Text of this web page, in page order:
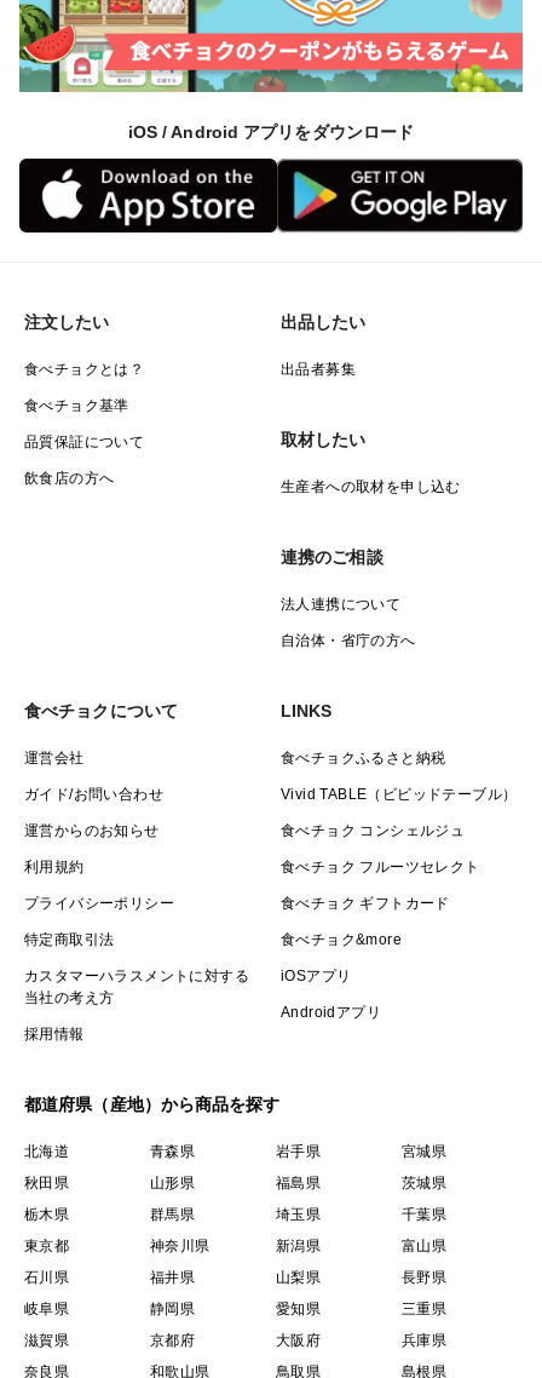
iOS / Android アプリをダウンロード
注文したい
食べチョクとは？
食べチョク基準
品質保証について
飲食店の方へ
出品したい
出品者募集
取材したい
生産者への取材を申し込む
連携のご相談
法人連携について
自治体・省庁の方へ
食べチョクについて
運営会社
ガイド/お問い合わせ
運営からのお知らせ
利用規約
プライバシーポリシー
特定商取引法
カスタマーハラスメントに対する
当社の考え方
採用情報
LINKS
食べチョクふるさと納税
Vivid TABLE（ビビッドテーブル）
食べチョク コンシェルジュ
食べチョク フルーツセレクト
食べチョク ギフトカード
食べチョク&more
iOSアプリ
Androidアプリ
都道府県（産地）から商品を探す
北海道 青森県 岩手県
宮城県
秋田県
山形県 福島県
茨城県
栃木県
群馬県 埼玉県
千葉県
東京都
神奈川県 新潟県
富山県
石川県
福井県 山梨県
長野県
岐阜県
静岡県 愛知県
三重県
滋賀県
京都府 大阪府
兵庫県
奈良県
和歌山県 鳥取県 島根県